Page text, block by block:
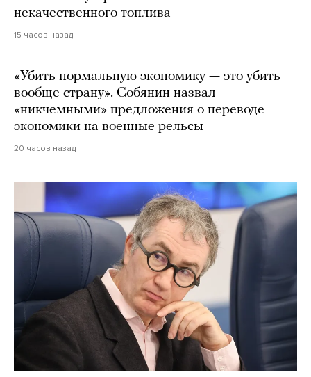
некачественного топлива
15 часов назад
«Убить нормальную экономику — это убить
вообще страну». Собянин назвал
«никчемными» предложения о переводе
экономики на военные рельсы
20 часов назад